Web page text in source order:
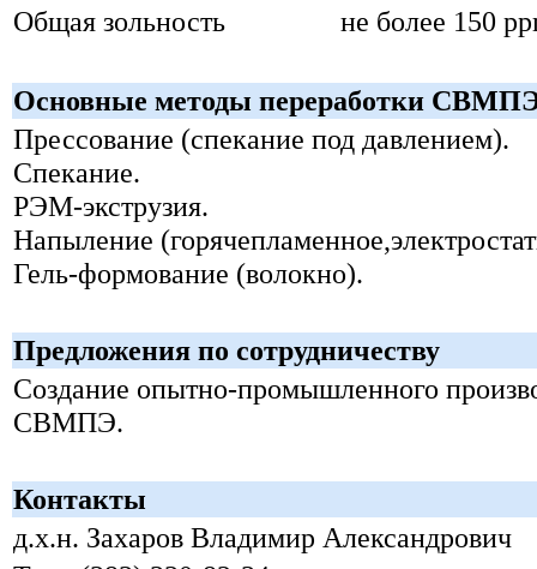
Общая зольность
не более 150
Основные методы переработки
Прессование (спекание под давлением).
Спекание.
РЭМ-экструзия.
Напыление
Гель-формование (волокно).
Предложения по сотрудничеству
Создание опытно-промышленного
СВМПЭ.
Контакты
д.х.н. Захаров Владимир Александрович